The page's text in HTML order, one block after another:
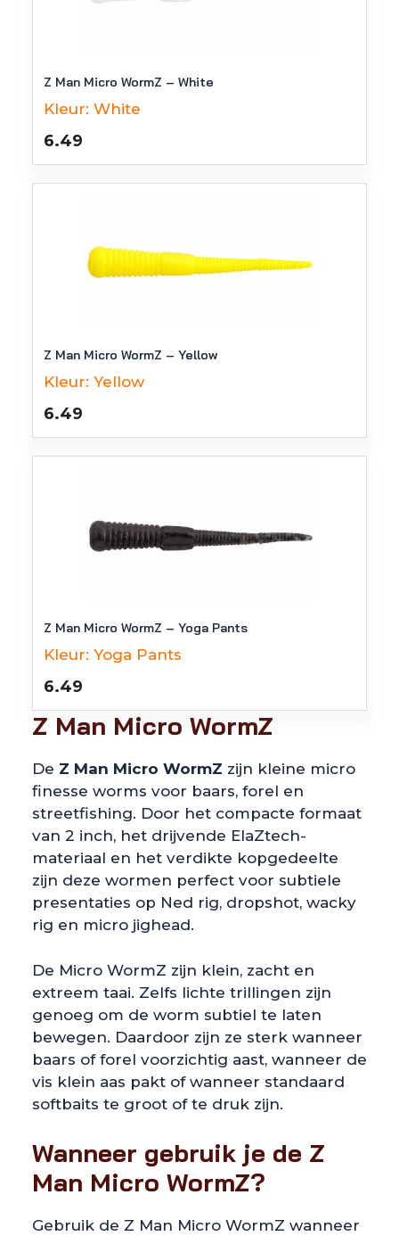
Z Man Micro WormZ – White
Kleur: White
6.49
Z Man Micro WormZ – Yellow
Kleur: Yellow
6.49
Z Man Micro WormZ – Yoga Pants
Kleur: Yoga Pants
6.49
Z Man Micro WormZ
De Z Man Micro WormZ zijn kleine micro
finesse worms voor baars, forel en
streetfishing. Door het compacte formaat
van 2 inch, het drijvende ElaZtech-
materiaal en het verdikte kopgedeelte
zijn deze wormen perfect voor subtiele
presentaties op Ned rig, dropshot, wacky
rig en micro jighead.
De Micro WormZ zijn klein, zacht en
extreem taai. Zelfs lichte trillingen zijn
genoeg om de worm subtiel te laten
bewegen. Daardoor zijn ze sterk wanneer
baars of forel voorzichtig aast, wanneer de
vis klein aas pakt of wanneer standaard
softbaits te groot of te druk zijn.
Wanneer gebruik je de Z
Man Micro WormZ?
Gebruik de Z Man Micro WormZ wanneer